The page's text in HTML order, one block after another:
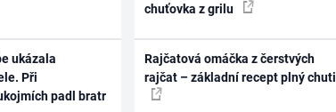
ukázala
Při
padl bratr
chuťovka z grilu
Rajčatová omáčka z čerstvých
rajčat – základní recept plný chuti